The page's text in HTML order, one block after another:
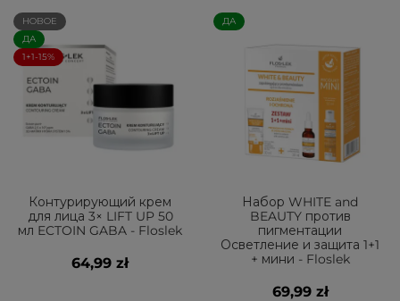
НОВОЕ
ДА
1+1-15%
Контурирующий крем
для лица 3× LIFT UP 50
мл ECTOIN GABA - Floslek
64,99 zł
ДА
Набор WHITE and
BEAUTY против
пигментации
Осветление и защита 1+1
+ мини - Floslek
69,99 zł